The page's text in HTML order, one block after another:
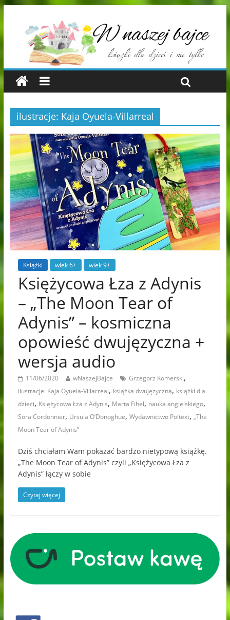
ilustracje: Kaja Oyuela-Villarreal
Książki wiek 6+ wiek 9+
Księżycowa Łza z Adynis
– „The Moon Tear of
Adynis” – kosmiczna
opowieść dwujęzyczna +
wersja audio
11/06/2020 wNaszejBajce Grzegorz Komerski,
ilustracje: Kaja Oyuela-Villarreal, książka dwujęzyczna, książki dla
dzieci, Księżycowa Łza z Adynis, Marta Fihel, nauka angielskiego,
Sora Cordonnier, Ursula O’Donoghue, Wydawnictwo Poltext, „The
Moon Tear of Adynis”
Dziś chciałam Wam pokazać bardzo nietypową książkę.
„The Moon Tear of Adynis” czyli „Księżycowa Łza z
Adynis” łączy w sobie
Czytaj więcej